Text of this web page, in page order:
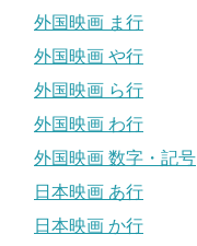
外国映画 ま行
外国映画 や行
外国映画 ら行
外国映画 わ行
外国映画 数字・記号
日本映画 あ行
日本映画 か行